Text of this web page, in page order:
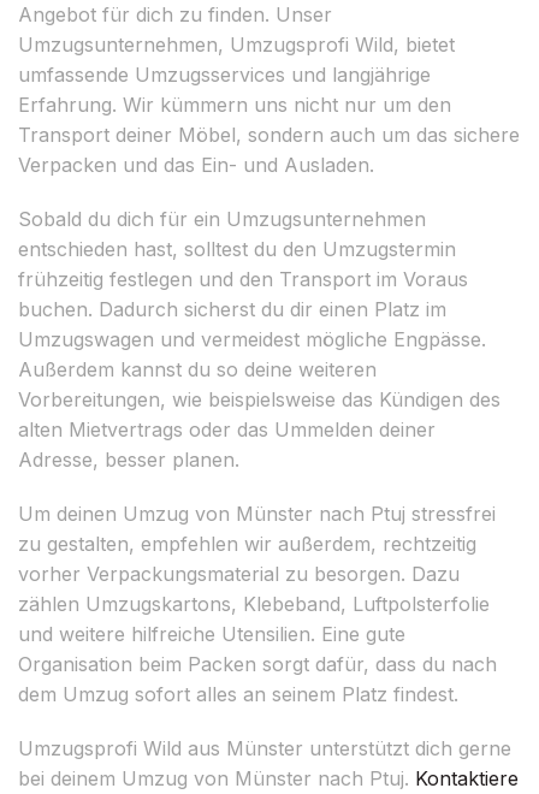
Angebot für dich zu finden. Unser
Umzugsunternehmen, Umzugsprofi Wild, bietet
umfassende Umzugsservices und langjährige
Erfahrung. Wir kümmern uns nicht nur um den
Transport deiner Möbel, sondern auch um das sichere
Verpacken und das Ein- und Ausladen.
Sobald du dich für ein Umzugsunternehmen
entschieden hast, solltest du den Umzugstermin
frühzeitig festlegen und den Transport im Voraus
buchen. Dadurch sicherst du dir einen Platz im
Umzugswagen und vermeidest mögliche Engpässe.
Außerdem kannst du so deine weiteren
Vorbereitungen, wie beispielsweise das Kündigen des
alten Mietvertrags oder das Ummelden deiner
Adresse, besser planen.
Um deinen Umzug von Münster nach Ptuj stressfrei
zu gestalten, empfehlen wir außerdem, rechtzeitig
vorher Verpackungsmaterial zu besorgen. Dazu
zählen Umzugskartons, Klebeband, Luftpolsterfolie
und weitere hilfreiche Utensilien. Eine gute
Organisation beim Packen sorgt dafür, dass du nach
dem Umzug sofort alles an seinem Platz findest.
Umzugsprofi Wild aus Münster unterstützt dich gerne
bei deinem Umzug von Münster nach Ptuj. Kontaktiere